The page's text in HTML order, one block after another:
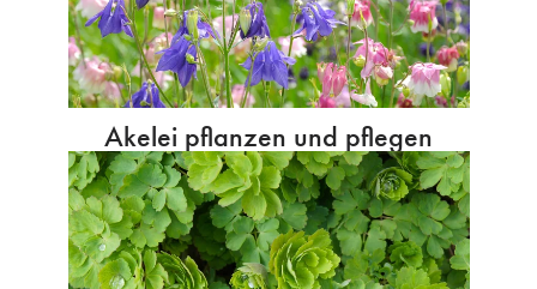
Akelei pflanzen und pflegen